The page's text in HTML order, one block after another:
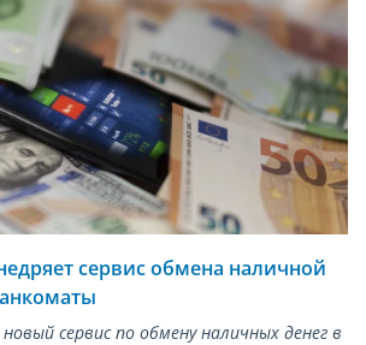
сервис обмена наличной
сервис по обмену наличных денег в